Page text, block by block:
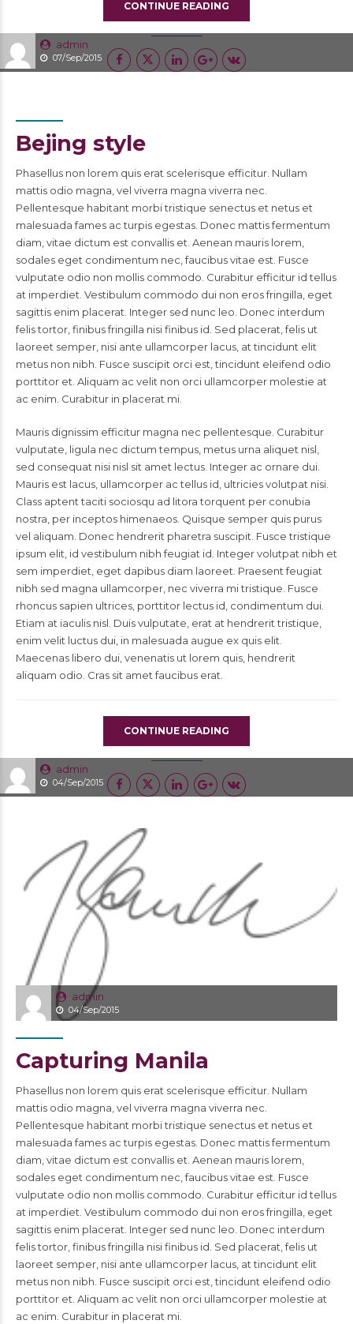
admin
07/Sep/2015
CONTINUE READING
admin
04/Sep/2015
Bejing style
Phasellus non lorem quis erat scelerisque efficitur. Nullam
mattis odio magna, vel viverra magna viverra nec.
Pellentesque habitant morbi tristique senectus et netus et
malesuada fames ac turpis egestas. Donec mattis fermentum
diam, vitae dictum est convallis et. Aenean mauris lorem,
sodales eget condimentum nec, faucibus vitae est. Fusce
vulputate odio non mollis commodo. Curabitur efficitur id tellus
at imperdiet. Vestibulum commodo dui non eros fringilla, eget
sagittis enim placerat. Integer sed nunc leo. Donec interdum
felis tortor, finibus fringilla nisi finibus id. Sed placerat, felis ut
laoreet semper, nisi ante ullamcorper lacus, at tincidunt elit
metus non nibh. Fusce suscipit orci est, tincidunt eleifend odio
porttitor et. Aliquam ac velit non orci ullamcorper molestie at
ac enim. Curabitur in placerat mi.
Mauris dignissim efficitur magna nec pellentesque. Curabitur
vulputate, ligula nec dictum tempus, metus urna aliquet nisl,
sed consequat nisi nisl sit amet lectus. Integer ac ornare dui.
Mauris est lacus, ullamcorper ac tellus id, ultricies volutpat nisi.
Class aptent taciti sociosqu ad litora torquent per conubia
nostra, per inceptos himenaeos. Quisque semper quis purus
vel aliquam. Donec hendrerit pharetra suscipit. Fusce tristique
ipsum elit, id vestibulum nibh feugiat id. Integer volutpat nibh et
sem imperdiet, eget dapibus diam laoreet. Praesent feugiat
nibh sed magna ullamcorper, nec viverra mi tristique. Fusce
rhoncus sapien ultrices, porttitor lectus id, condimentum dui.
Etiam at iaculis nisl. Duis vulputate, erat at hendrerit tristique,
enim velit luctus dui, in malesuada augue ex quis elit.
Maecenas libero dui, venenatis ut lorem quis, hendrerit
aliquam odio. Cras sit amet faucibus erat.
CONTINUE READING
admin
04/Sep/2015
Capturing Manila
Phasellus non lorem quis erat scelerisque efficitur. Nullam
mattis odio magna, vel viverra magna viverra nec.
Pellentesque habitant morbi tristique senectus et netus et
malesuada fames ac turpis egestas. Donec mattis fermentum
diam, vitae dictum est convallis et. Aenean mauris lorem,
sodales eget condimentum nec, faucibus vitae est. Fusce
vulputate odio non mollis commodo. Curabitur efficitur id tellus
at imperdiet. Vestibulum commodo dui non eros fringilla, eget
sagittis enim placerat. Integer sed nunc leo. Donec interdum
felis tortor, finibus fringilla nisi finibus id. Sed placerat, felis ut
laoreet semper, nisi ante ullamcorper lacus, at tincidunt elit
metus non nibh. Fusce suscipit orci est, tincidunt eleifend odio
porttitor et. Aliquam ac velit non orci ullamcorper molestie at
ac enim. Curabitur in placerat mi.